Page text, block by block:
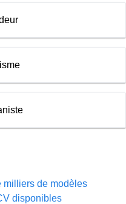
milliers de modèles
disponibles